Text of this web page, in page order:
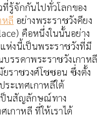
รู้จักกันไปทั่วโลกของ
หลี อย่างพระราชวังคียง
คือหนึ่งในนั้นอย่าง
ห่งนี้เป็นพระราชวังที่มี
รรดาพระราชวังเกาหลี
ราชวงศ์โชซอน ซึ่งตั้ง
ระเทศเกาหลีใต้
ป็นสัญลักษณ์ทาง
กาหลี ที่ให้เราได้